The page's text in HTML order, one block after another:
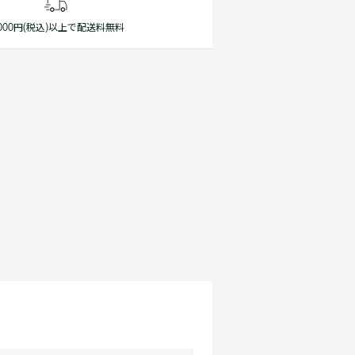
円(税込)以上で配送料無料